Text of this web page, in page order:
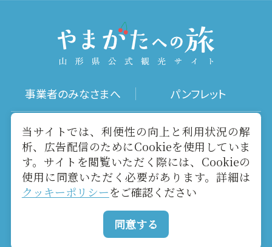
事業者のみなさまへ パンフレット
写真ダウンロード 動画ギャラリー
お役立ちリンク 当サイトについて
メールマガジン お問い合わせ
Copyright yamagatakanko.com 2020-2026 All Rights
当サイトでは、利便性の向上と利用状況の解
析、広告配信のためにCookieを使用していま
す。サイトを閲覧いただく際には、Cookieの
使用に同意いただく必要があります。詳細は
クッキーポリシーをご確認ください
同意する